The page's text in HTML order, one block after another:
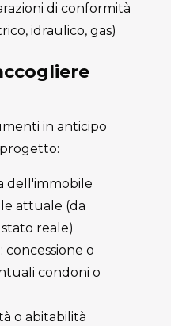
di conformità
idraulico, gas)
in anticipo
dell'immobile
attuale (da
reale)
concessione o
condoni o
o abitabilità